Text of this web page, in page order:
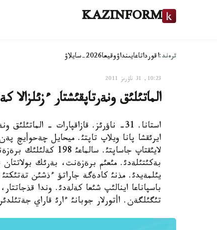
KAZINFORM
ترەند:اقورداتاعايىنداۋوقيعا2026-سايلاۋ
10:23, 31 ناۋرىز 2011
الماتئلئق ونةرتاپقئشتار
استانا. 31- ناؤرئز. قازاقپارات -
ايرئقشا پانا ويلاپ تاپتئ. ميحايل چةحوأيچ
لايئقتاپ جاساپتئ.
بةكئتئلةدئ. مئعئم برةزةنت، بةرئك بولاتتان
يئلمةيدئ. مذنئ كادةگة جاراتؤ ءذشئن
باسپاناعا اينالئپ شئعا كةلةدئ. وندا
تئگئلگةن. اأتورلار جوبانئ ءارئ قاراي